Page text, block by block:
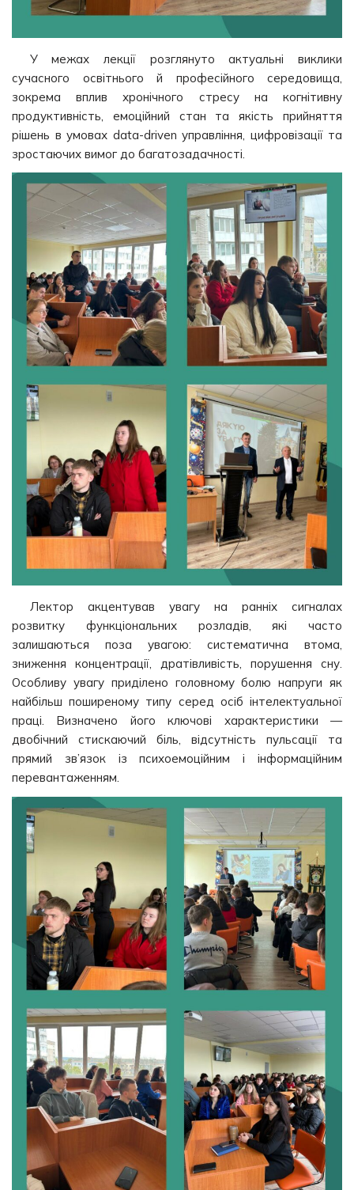
У межах лекції розглянуто актуальні виклики
сучасного освітнього й професійного середовища,
зокрема вплив хронічного стресу на когнітивну
продуктивність, емоційний стан та якість прийняття
рішень в умовах data-driven управління, цифровізації та
зростаючих вимог до багатозадачності.
Лектор акцентував увагу на ранніх сигналах
розвитку функціональних розладів, які часто
залишаються поза увагою: систематична втома,
зниження концентрації, дратівливість, порушення сну.
Особливу увагу приділено головному болю напруги як
найбільш поширеному типу серед осіб інтелектуальної
праці. Визначено його ключові характеристики —
двобічний стискаючий біль, відсутність пульсації та
прямий зв’язок із психоемоційним і інформаційним
перевантаженням.